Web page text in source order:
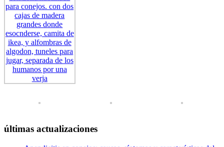
últimas actualizaciones